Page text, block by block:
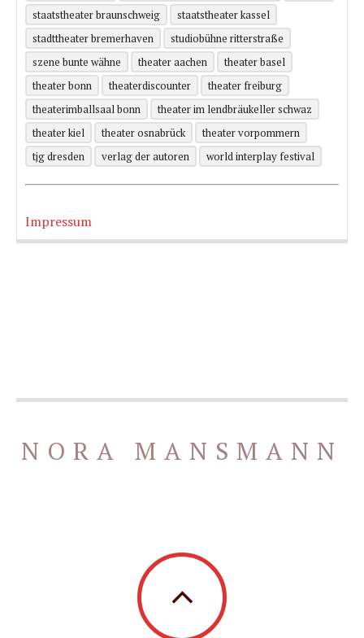
staatstheater braunschweig
staatstheater kassel
stadttheater bremerhaven
studiobühne ritterstraße
szene bunte wähne
theater aachen
theater basel
theater bonn
theaterdiscounter
theater freiburg
theaterimballsaal bonn
theater im lendbräukeller schwaz
theater kiel
theater osnabrück
theater vorpommern
tjg dresden
verlag der autoren world interplay festival
Impressum
NORA MANSMANN